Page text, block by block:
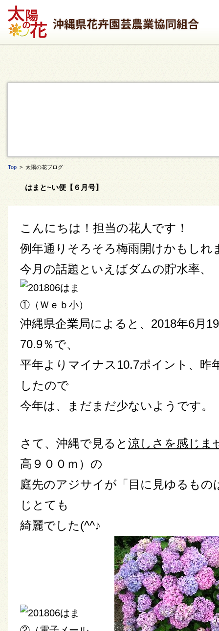
Top > 太陽の花ブログ
はまと~い便【６月号】
こんにちは！担当の花人です！
例年通りそろそろ梅雨開けかもしれ
今月の話題といえばダムの貯水率、
沖縄県企業局によると、2018年6月
70.9％で、
平年よりマイナス10.7ポイント、昨
したので
今年は、まだまだ少ないようです。
さて、沖縄で見ると 涼しさを感じま
高９００ｍ）の
庭先のアジサイが「目に見ゆるもの
じとても
綺麗でした(^^♪